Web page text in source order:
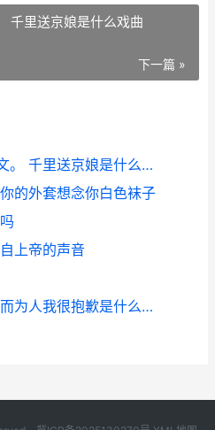
千里送京娘是什么戏曲
下一篇 »
分析《千里送京娘》散文。 千里送京娘是什么戏曲
的外套想念你白色袜子
上帝的声音
生而为人，我很抱歉 生而为人我很抱歉是什么意思